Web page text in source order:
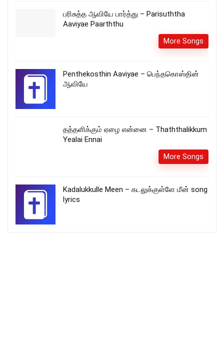
பரிசுத்த ஆவியே பார்த்து – Parisuththa
Aaviyae Paarththu
More Songs
Penthekosthin Aaviyae – பெந்தகொஸ்தின்
ஆவியே
தத்தளிக்கும் ஏழை என்னை – Thaththalikkum
Yealai Ennai
More Songs
Kadalukkulle Meen – கடலுக்குள்ளே மீன் song
lyrics